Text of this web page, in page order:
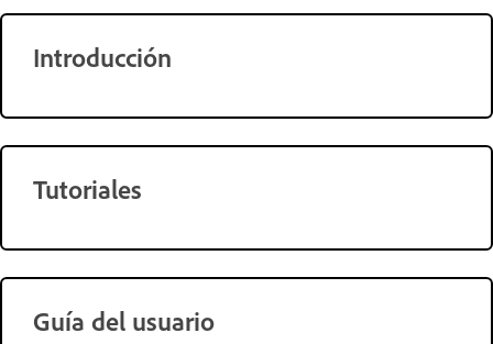
Introducción
Tutoriales
Guía del usuario